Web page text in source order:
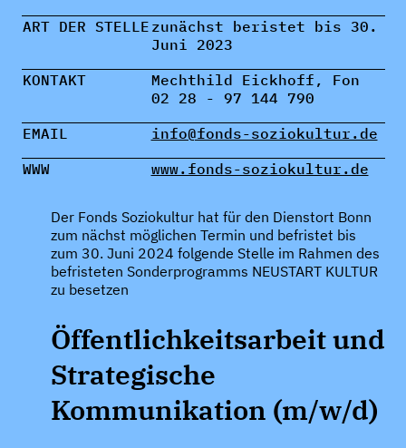
ART DER STELLE zunächst beristet bis 30.
Juni 2023
KONTAKT
Mechthild Eickhoff, Fon
02 28 - 97 144 790
EMAIL
info@fonds-soziokultur.de
WWW
www.fonds-soziokultur.de
Der Fonds Soziokultur hat für den Dienstort Bonn
zum nächst möglichen Termin und befristet bis
zum 30. Juni 2024 folgende Stelle im Rahmen des
befristeten Sonderprogramms NEUSTART KULTUR
zu besetzen
Öffentlichkeitsarbeit und
Strategische
Kommunikation (m/w/d)